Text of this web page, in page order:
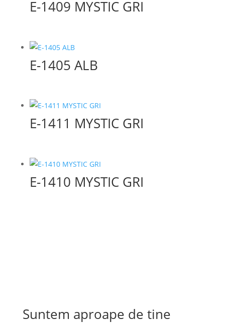
E-1409 MYSTIC GRI
E-1405 ALB
E-1411 MYSTIC GRI
E-1410 MYSTIC GRI
Suntem aproape de tine